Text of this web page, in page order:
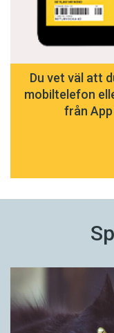
Du vet väl att
mobiltelefon
från